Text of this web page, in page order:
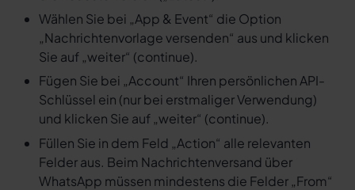
Wählen Sie bei „App & Event“ die Option
„Nachrichtenvorlage versenden“ aus und klicken
Sie auf „weiter“ (continue).
Fügen Sie bei „Account“ Ihren persönlichen API-
Schlüssel ein (nur bei erstmaliger Verwendung)
und klicken Sie auf „weiter“ (continue).
Füllen Sie in dem Feld „Action“ alle relevanten
Felder aus. Beim Nachrichtenversand über
WhatsApp müssen mindestens die Felder „From“